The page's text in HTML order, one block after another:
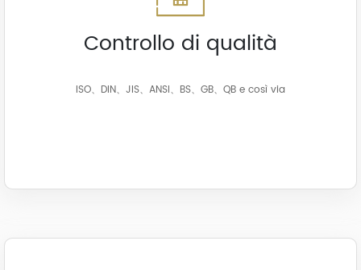
Controllo di qualità
ISO、DIN、JIS、ANSI、BS、GB、QB e così via